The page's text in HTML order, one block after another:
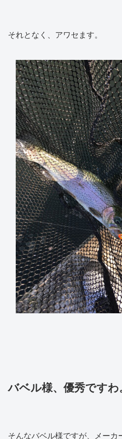
それとなく、アワセます。
バベル様、優秀ですわ
そんなバベル様ですが、メーカ